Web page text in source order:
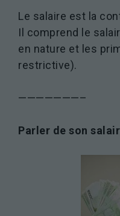
Le salaire est la
Il comprend le
en nature et les
restrictive).
———————–
Parler de son